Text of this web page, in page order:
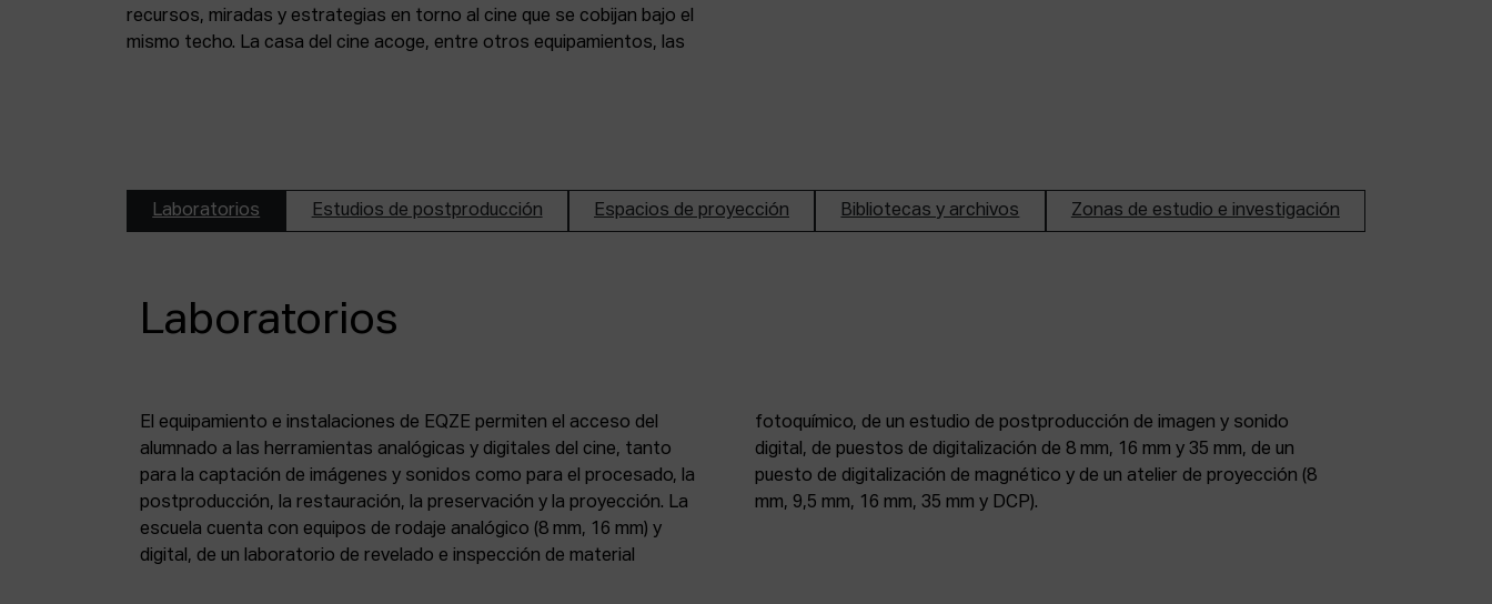
recursos, miradas y estrategias en torno al cine que se cobijan bajo el
mismo techo. La casa del cine acoge, entre otros equipamientos, las
Laboratorios Estudios de postproducción Espacios de proyección Bibliotecas y archivos Zonas de estudio e investigación
Laboratorios
El equipamiento e instalaciones de EQZE permiten el acceso del
alumnado a las herramientas analógicas y digitales del cine, tanto
para la captación de imágenes y sonidos como para el procesado, la
postproducción, la restauración, la preservación y la proyección. La
escuela cuenta con equipos de rodaje analógico (8 mm, 16 mm) y
digital, de un laboratorio de revelado e inspección de material
fotoquímico, de un estudio de postproducción de imagen y sonido
digital, de puestos de digitalización de 8 mm, 16 mm y 35 mm, de un
puesto de digitalización de magnético y de un atelier de proyección (8
mm, 9,5 mm, 16 mm, 35 mm y DCP).